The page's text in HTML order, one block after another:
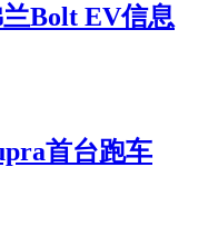
兰Bolt EV信息
首台跑车